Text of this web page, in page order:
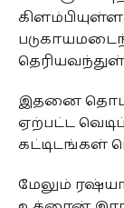
இதனை
ஏற்பட்ட
கட்டிடங்கள்
மேலும்